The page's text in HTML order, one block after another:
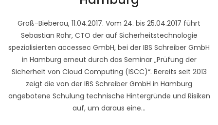
Groß-Bieberau, 11.04.2017. Vom 24. bis 25.04.2017 führt
Sebastian Rohr, CTO der auf Sicherheitstechnologie
spezialisierten accessec GmbH, bei der IBS Schreiber GmbH
in Hamburg erneut durch das Seminar „Prüfung der
Sicherheit von Cloud Computing (ISCC)“. Bereits seit 2013
zeigt die von der IBS Schreiber GmbH in Hamburg
angebotene Schulung technische Hintergründe und Risiken
auf, um daraus eine...